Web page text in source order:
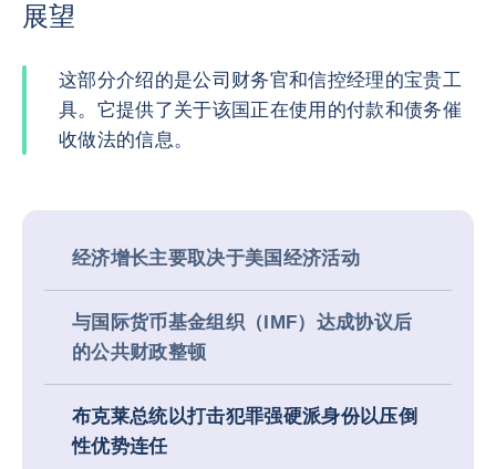
展望
这部分介绍的是公司财务官和信控经理的宝贵工
具。它提供了关于该国正在使用的付款和债务催
收做法的信息。
经济增长主要取决于美国经济活动
与国际货币基金组织（IMF）达成协议后
的公共财政整顿
布克莱总统以打击犯罪强硬派身份以压倒
性优势连任